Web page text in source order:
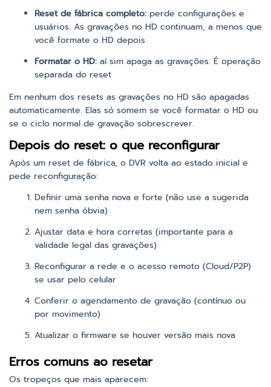
Reset de fábrica completo: perde configurações e
usuários. As gravações no HD continuam, a menos que
você formate o HD depois
Formatar o HD: aí sim apaga as gravações. É operação
separada do reset
Em nenhum dos resets as gravações no HD são apagadas
automaticamente. Elas só somem se você formatar o HD ou
se o ciclo normal de gravação sobrescrever.
Depois do reset: o que reconfigurar
Após um reset de fábrica, o DVR volta ao estado inicial e
pede reconfiguração:
Definir uma senha nova e forte (não use a sugerida
nem senha óbvia)
Ajustar data e hora corretas (importante para a
validade legal das gravações)
Reconfigurar a rede e o acesso remoto (Cloud/P2P)
se usar pelo celular
Conferir o agendamento de gravação (contínuo ou
por movimento)
Atualizar o firmware se houver versão mais nova
Erros comuns ao resetar
Os tropeços que mais aparecem: